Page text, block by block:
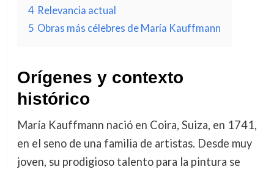
4 Relevancia actual
5 Obras más célebres de María Kauffmann
Orígenes y contexto
histórico
María Kauffmann nació en Coira, Suiza, en 1741,
en el seno de una familia de artistas. Desde muy
joven, su prodigioso talento para la pintura se